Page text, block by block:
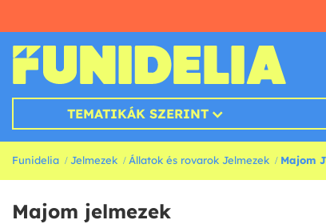
TEMATIKÁK SZERINT
Funidelia Jelmezek Állatok és rovarok Jelmezek Majom
Majom jelmezek